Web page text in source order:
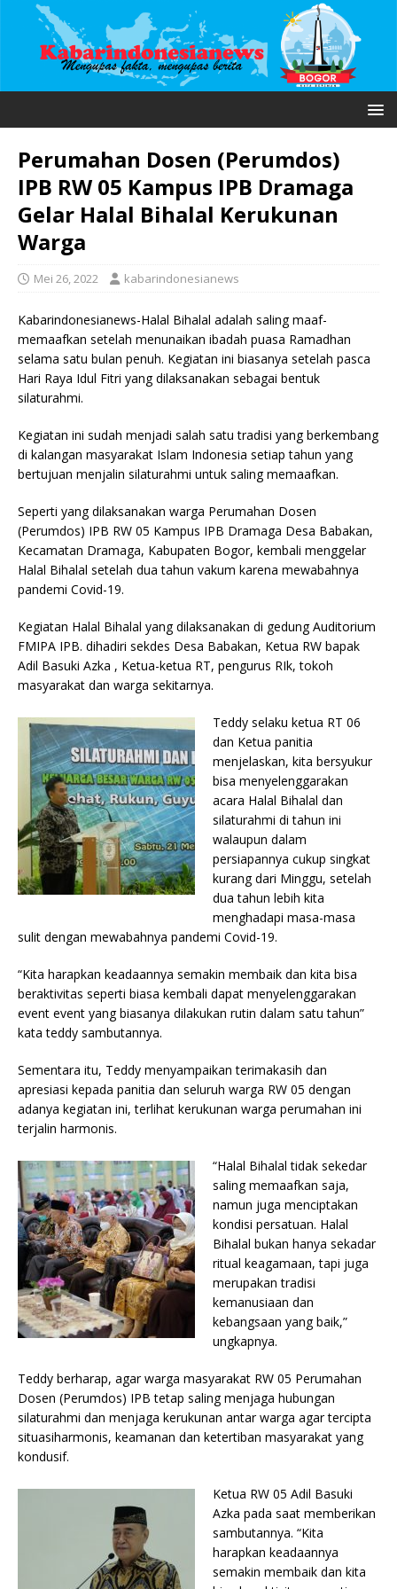
Perumahan Dosen (Perumdos)
IPB RW 05 Kampus IPB Dramaga
Gelar Halal Bihalal Kerukunan
Warga
Mei 26, 2022 kabarindonesianews
Kabarindonesianews-Halal Bihalal adalah saling maaf-
memaafkan setelah menunaikan ibadah puasa Ramadhan
selama satu bulan penuh. Kegiatan ini biasanya setelah pasca
Hari Raya Idul Fitri yang dilaksanakan sebagai bentuk
silaturahmi.
Kegiatan ini sudah menjadi salah satu tradisi yang berkembang
di kalangan masyarakat Islam Indonesia setiap tahun yang
bertujuan menjalin silaturahmi untuk saling memaafkan.
Seperti yang dilaksanakan warga Perumahan Dosen
(Perumdos) IPB RW 05 Kampus IPB Dramaga Desa Babakan,
Kecamatan Dramaga, Kabupaten Bogor, kembali menggelar
Halal Bihalal setelah dua tahun vakum karena mewabahnya
pandemi Covid-19.
Kegiatan Halal Bihalal yang dilaksanakan di gedung Auditorium
FMIPA IPB. dihadiri sekdes Desa Babakan, Ketua RW bapak
Adil Basuki Azka , Ketua-ketua RT, pengurus RIk, tokoh
masyarakat dan warga sekitarnya.
Teddy selaku ketua RT 06
dan Ketua panitia
menjelaskan, kita bersyukur
bisa menyelenggarakan
acara Halal Bihalal dan
silaturahmi di tahun ini
walaupun dalam
persiapannya cukup singkat
kurang dari Minggu, setelah
dua tahun lebih kita
menghadapi masa-masa
sulit dengan mewabahnya pandemi Covid-19.
“Kita harapkan keadaannya semakin membaik dan kita bisa
beraktivitas seperti biasa kembali dapat menyelenggarakan
event event yang biasanya dilakukan rutin dalam satu tahun”
kata teddy sambutannya.
Sementara itu, Teddy menyampaikan terimakasih dan
apresiasi kepada panitia dan seluruh warga RW 05 dengan
adanya kegiatan ini, terlihat kerukunan warga perumahan ini
terjalin harmonis.
“Halal Bihalal tidak sekedar
saling memaafkan saja,
namun juga menciptakan
kondisi persatuan. Halal
Bihalal bukan hanya sekadar
ritual keagamaan, tapi juga
merupakan tradisi
kemanusiaan dan
kebangsaan yang baik,”
ungkapnya.
Teddy berharap, agar warga masyarakat RW 05 Perumahan
Dosen (Perumdos) IPB tetap saling menjaga hubungan
silaturahmi dan menjaga kerukunan antar warga agar tercipta
situasiharmonis, keamanan dan ketertiban masyarakat yang
kondusif.
Ketua RW 05 Adil Basuki
Azka pada saat memberikan
sambutannya. “Kita
harapkan keadaannya
semakin membaik dan kita